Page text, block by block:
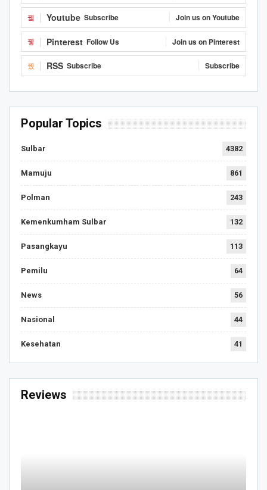
Youtube Subscribe Join us on Youtube
Pinterest Follow Us Join us on Pinterest
RSS Subscribe Subscribe
Popular Topics
Sulbar 4382
Mamuju 861
Polman 243
Kemenkumham Sulbar 132
Pasangkayu 113
Pemilu 64
News 56
Nasional 44
Kesehatan 41
Reviews